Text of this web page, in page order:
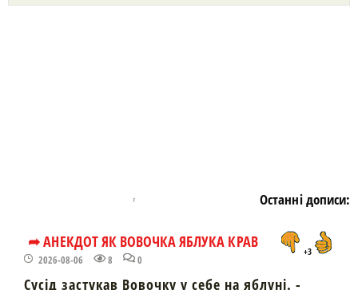
Останні дописи:
➦ АНЕКДОТ ЯК ВОВОЧКА ЯБЛУКА КРАВ
2026-08-06 8 0
+3
Сусід застукав Вовочку у себе на яблуні. -